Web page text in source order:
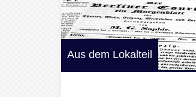
Aus dem Lokalteil